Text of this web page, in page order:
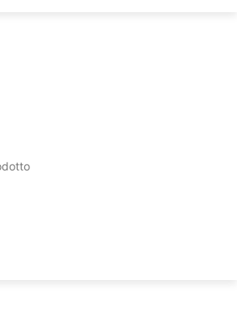
VM
Sistema Operativo
di 60 giorni (Versione